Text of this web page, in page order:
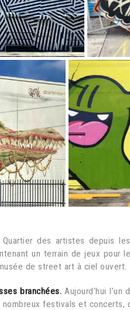
Quartier des artistes depuis
un terrain de jeux
de street art à ciel ouvert.
branchées. Aujourd’hui
festivals et concerts,